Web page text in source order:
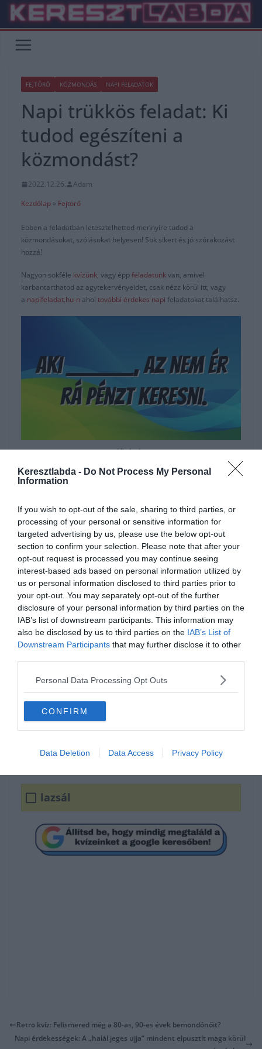
Keresztlabda - Do Not Process My Personal
Information
If you wish to opt-out of the sale, sharing to third parties, or
processing of your personal or sensitive information for
targeted advertising by us, please use the below opt-out
section to confirm your selection. Please note that after your
opt-out request is processed you may continue seeing
interest-based ads based on personal information utilized by
us or personal information disclosed to third parties prior to
your opt-out. You may separately opt-out of the further
disclosure of your personal information by third parties on the
IAB’s list of downstream participants. This information may
also be disclosed by us to third parties on the IAB’s List of
Downstream Participants that may further disclose it to other
Personal Data Processing Opt Outs
CONFIRM
Data Deletion Data Access Privacy Policy
Skip
content
FEJTÖRŐ KÖZMONDÁS NAPI FELADATOK
Napi trükkös feladat: Ki
tudod egészíteni a
közmondást?
2022.12.26.
Adam
Kezdőlap » Fejtörő
Ebben a feladatban letesztelhetted mennyire tudod a
közmondásokat, szólásokat helyesen! Sok sikert és jó szórakozást
hozzá!
Nagyon sokféle kvízünk, vagy éppfeladatunkvan, amivel
karbantarthatod az agytekervényeidet, csak nézz körül itt, vagy
a napifeladat.hu-n ahol további érdekes napi feladatokat találhatsz.
Hirdetés
Aki ________, az nem ér rá
pénzt keresni.
eszik
dolgozik
lazsál
Retro kvíz: Felismered még a 80-as, 90-es évek bemondónőit?
Napi érdekességek: A „halál jeges ujja” mindent elpusztít maga körül